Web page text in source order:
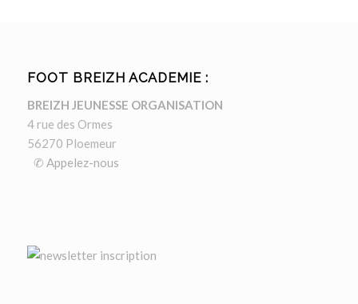
FOOT BREIZH ACADEMIE :
BREIZH JEUNESSE ORGANISATION
4 rue des Ormes
56270 Ploemeur
✆ Appelez-nous